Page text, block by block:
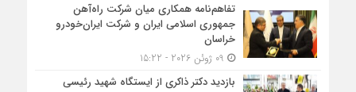
تفاهم‌نامه همکاری میان شرکت راه‌آهن
جمهوری اسلامی ایران و شرکت ایران‌خودرو
خراسان
بازدید دکتر ذاکری از ایستگاه شهید رئیسی